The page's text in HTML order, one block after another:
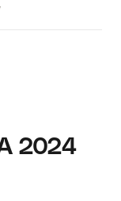
2024